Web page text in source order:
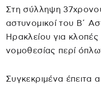
Στη σύλληψη
αστυνομικοί του Β΄
Ηρακλείου για
νομοθεσίας περί
Συγκεκριμένα έπειτα